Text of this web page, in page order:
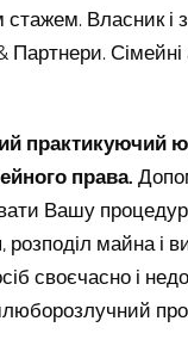
Власник і
Сімейні
практикуючий
права.
Вашу
розподіл майна і
своєчасно і